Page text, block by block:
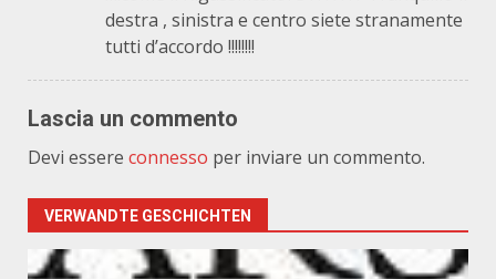
destra , sinistra e centro siete stranamente
tutti d’accordo !!!!!!!!
Lascia un commento
Devi essere connesso per inviare un commento.
VERWANDTE GESCHICHTEN